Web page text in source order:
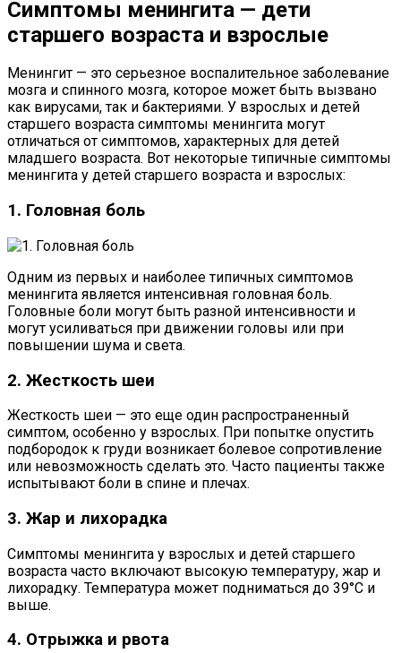
Симптомы менингита — дети
старшего возраста и взрослые
Менингит — это серьезное воспалительное заболевание
мозга и спинного мозга, которое может быть вызвано
как вирусами, так и бактериями. У взрослых и детей
старшего возраста симптомы менингита могут
отличаться от симптомов, характерных для детей
младшего возраста. Вот некоторые типичные симптомы
менингита у детей старшего возраста и взрослых:
1. Головная боль
Одним из первых и наиболее типичных симптомов
менингита является интенсивная головная боль.
Головные боли могут быть разной интенсивности и
могут усиливаться при движении головы или при
повышении шума и света.
2. Жесткость шеи
Жесткость шеи — это еще один распространенный
симптом, особенно у взрослых. При попытке опустить
подбородок к груди возникает болевое сопротивление
или невозможность сделать это. Часто пациенты также
испытывают боли в спине и плечах.
3. Жар и лихорадка
Симптомы менингита у взрослых и детей старшего
возраста часто включают высокую температуру, жар и
лихорадку. Температура может подниматься до 39°C и
выше.
4. Отрыжка и рвота